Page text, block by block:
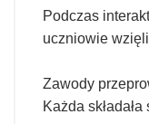
Podczas
uczniowie
Zawody
Każda